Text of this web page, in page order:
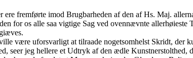
ere fremførte imod Brugbarheden af den af Hs. Maj.
for os alle saa vigtige Sag ved ovennævnte
være uforsvarligt at tilraade nogetsomhelst Skridt, der
seer jeg hellere et Udtryk af den ædle